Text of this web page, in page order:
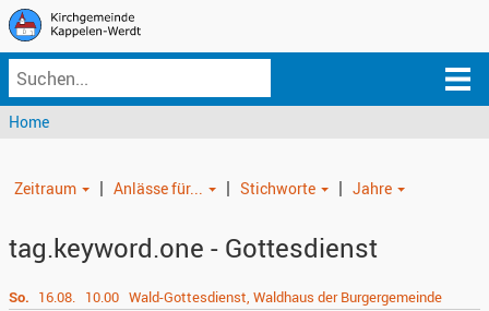
Home
Zeitraum | Anlässe für... | Stichworte | Jahre
tag.keyword.one - Gottesdienst
So. 16.08. 10.00 Wald-Gottesdienst, Waldhaus der Burgergemeinde